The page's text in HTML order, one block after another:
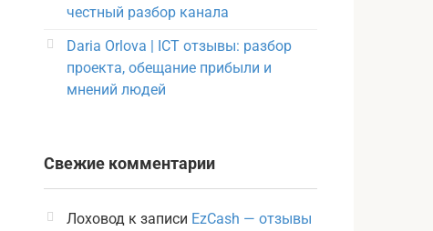
честный разбор канала
Daria Orlova | ICT отзывы: разбор
проекта, обещание прибыли и
мнений людей
Свежие комментарии
Лоховод к записи EzCash — отзывы